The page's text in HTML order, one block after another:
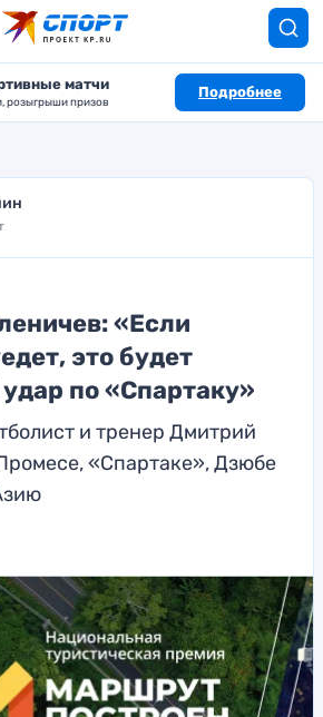
матчи
розыгрыши призов
Подробнее
«Если
это будет
по «Спартаку»
и тренер Дмитрий
«Спартаке», Дзюбе